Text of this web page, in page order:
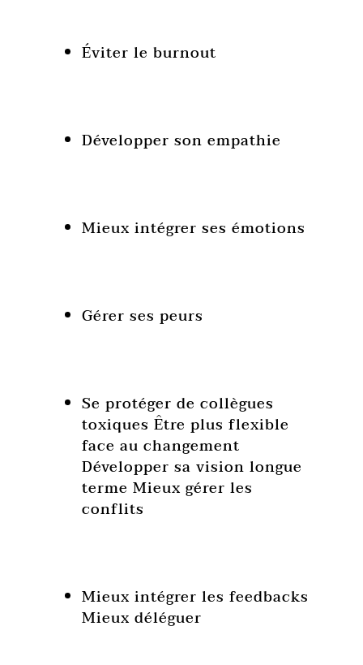
Éviter le burnout
Développer son empathie
Mieux intégrer ses émotions
Gérer ses peurs
Se protéger de collègues
toxiques Être plus flexible
face au changement
Développer sa vision longue
terme Mieux gérer les
conflits
Mieux intégrer les feedbacks
Mieux déléguer